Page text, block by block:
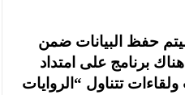
حفظ البيانات ضمن
برنامج على امتداد
تتناول “الروايات